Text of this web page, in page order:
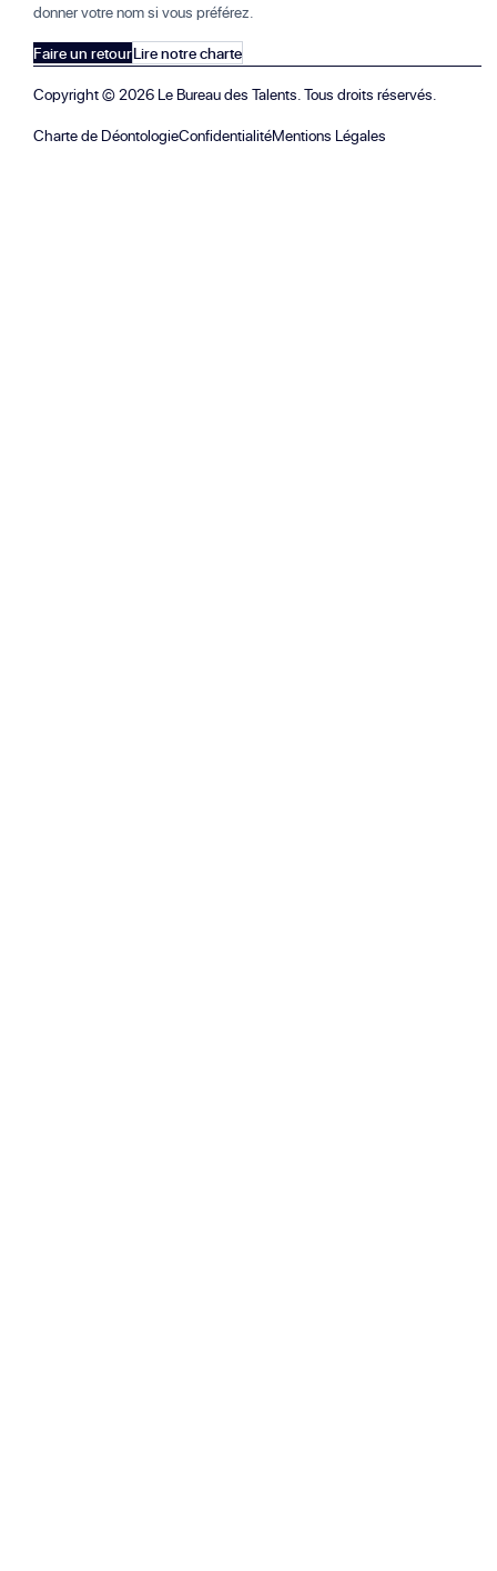
donner votre nom si vous préférez.
Faire un retourLire notre charte
Copyright ©2026 Le Bureau des Talents. Tous droits réservés.
Charte de DéontologieConfidentialitéMentions Légales